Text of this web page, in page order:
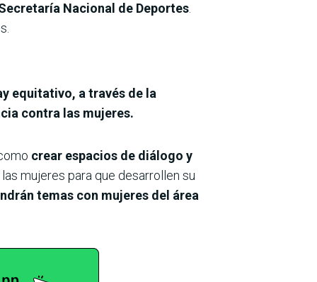
Nacional de Deportes
equitativo, a través de la
contra las mujeres.
crear espacios de diálogo y
mujeres para que desarrollen su
temas con mujeres del área